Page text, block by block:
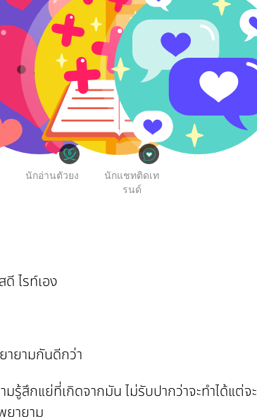
นักอ่านตัวยง
นักแชทติดเท
รนด์
ดี ไรท์เอง
ายามกันดีกว่า
รู้สึกแย่ที่เกิดจากมัน ไม่รับปากว่าจะทำได้แต่จะ
ยายาม